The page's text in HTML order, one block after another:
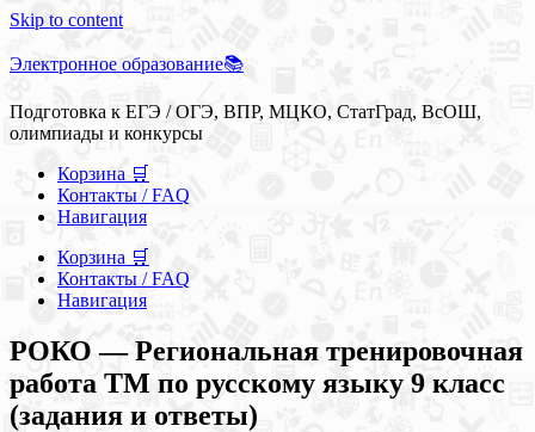
Skip to content
Электронное образование📚
Подготовка к ЕГЭ / ОГЭ, ВПР, МЦКО, СтатГрад, ВсОШ,
олимпиады и конкурсы
Корзина 🛒
Контакты / FAQ
Навигация
Корзина 🛒
Контакты / FAQ
Навигация
РОКО — Региональная тренировочная
работа ТМ по русскому языку 9 класс
(задания и ответы)